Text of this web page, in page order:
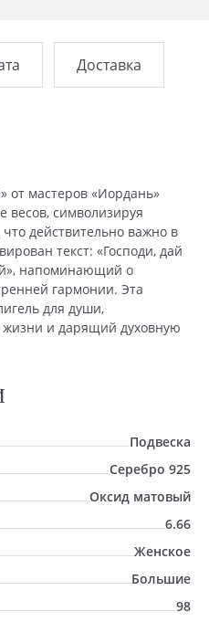
Доставка
от мастеров «Иордань»
весов, символизируя
действительно важно в
текст: «Господи, дай
напоминающий о
гармонии. Эта
для души,
и дарящий духовную
Подвеска
Серебро 925
Оксид матовый
6.66
Женское
Большие
98